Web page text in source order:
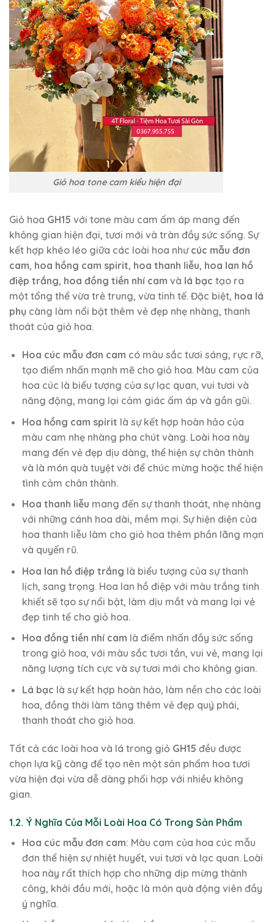
Giỏ hoa tone cam kiểu hiện đại
Giỏ hoa GH15 với tone màu cam ấm áp mang đến
không gian hiện đại, tươi mới và tràn đầy sức sống. Sự
kết hợp khéo léo giữa các loài hoa như cúc mẫu đơn
cam, hoa hồng cam spirit, hoa thanh liễu, hoa lan hồ
điệp trắng, hoa đồng tiền nhí cam và lá bạc tạo ra
một tổng thể vừa trẻ trung, vừa tinh tế. Đặc biệt, hoa lá
phụ càng làm nổi bật thêm vẻ đẹp nhẹ nhàng, thanh
thoát của giỏ hoa.
Hoa cúc mẫu đơn cam có màu sắc tươi sáng, rực rỡ,
tạo điểm nhấn mạnh mẽ cho giỏ hoa. Màu cam của
hoa cúc là biểu tượng của sự lạc quan, vui tươi và
năng động, mang lại cảm giác ấm áp và gần gũi.
Hoa hồng cam spirit là sự kết hợp hoàn hảo của
màu cam nhẹ nhàng pha chút vàng. Loài hoa này
mang đến vẻ đẹp dịu dàng, thể hiện sự chân thành
và là món quà tuyệt vời để chúc mừng hoặc thể hiện
tình cảm chân thành.
Hoa thanh liễu mang đến sự thanh thoát, nhẹ nhàng
với những cánh hoa dài, mềm mại. Sự hiện diện của
hoa thanh liễu làm cho giỏ hoa thêm phần lãng mạn
và quyến rũ.
Hoa lan hồ điệp trắng là biểu tượng của sự thanh
lịch, sang trọng. Hoa lan hồ điệp với màu trắng tinh
khiết sẽ tạo sự nổi bật, làm dịu mắt và mang lại vẻ
đẹp tinh tế cho giỏ hoa.
Hoa đồng tiền nhí cam là điểm nhấn đầy sức sống
trong giỏ hoa, với màu sắc tươi tắn, vui vẻ, mang lại
năng lượng tích cực và sự tươi mới cho không gian.
Lá bạc là sự kết hợp hoàn hảo, làm nền cho các loài
hoa, đồng thời làm tăng thêm vẻ đẹp quý phái,
thanh thoát cho giỏ hoa.
Tất cả các loài hoa và lá trong giỏ GH15 đều được
chọn lựa kỹ càng để tạo nên một sản phẩm hoa tươi
vừa hiện đại vừa dễ dàng phối hợp với nhiều không
gian.
1.2. Ý Nghĩa Của Mỗi Loài Hoa Có Trong Sản Phẩm
Hoa cúc mẫu đơn cam: Màu cam của hoa cúc mẫu
đơn thể hiện sự nhiệt huyết, vui tươi và lạc quan. Loài
hoa này rất thích hợp cho những dịp mừng thành
công, khởi đầu mới, hoặc là món quà động viên đầy
ý nghĩa.